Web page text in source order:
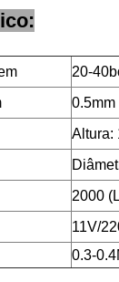
20-
0.5mm
Altura:
2000
11V/
0.3-